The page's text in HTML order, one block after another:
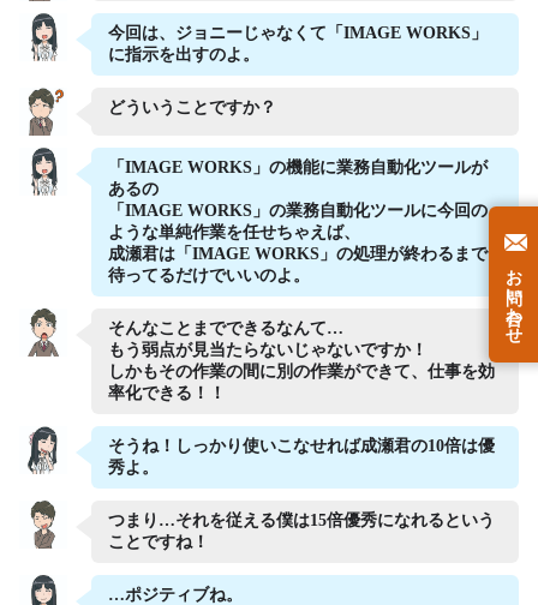
今回は、ジョニーじゃなくて「IMAGE WORKS」
に指示を出すのよ。
どういうことですか？
「IMAGE WORKS」の機能に業務自動化ツールが
あるの
「IMAGE WORKS」の業務自動化ツールに今回の
ような単純作業を任せちゃえば、
成瀬君は「IMAGE WORKS」の処理が終わるまで
待ってるだけでいいのよ。
そんなことまでできるなんて…
もう弱点が見当たらないじゃないですか！
しかもその作業の間に別の作業ができて、仕事を効
率化できる！！
そうね！しっかり使いこなせれば成瀬君の10倍は優
秀よ。
つまり…それを従える僕は15倍優秀になれるという
ことですね！
…ポジティブね。
お問い合わせ